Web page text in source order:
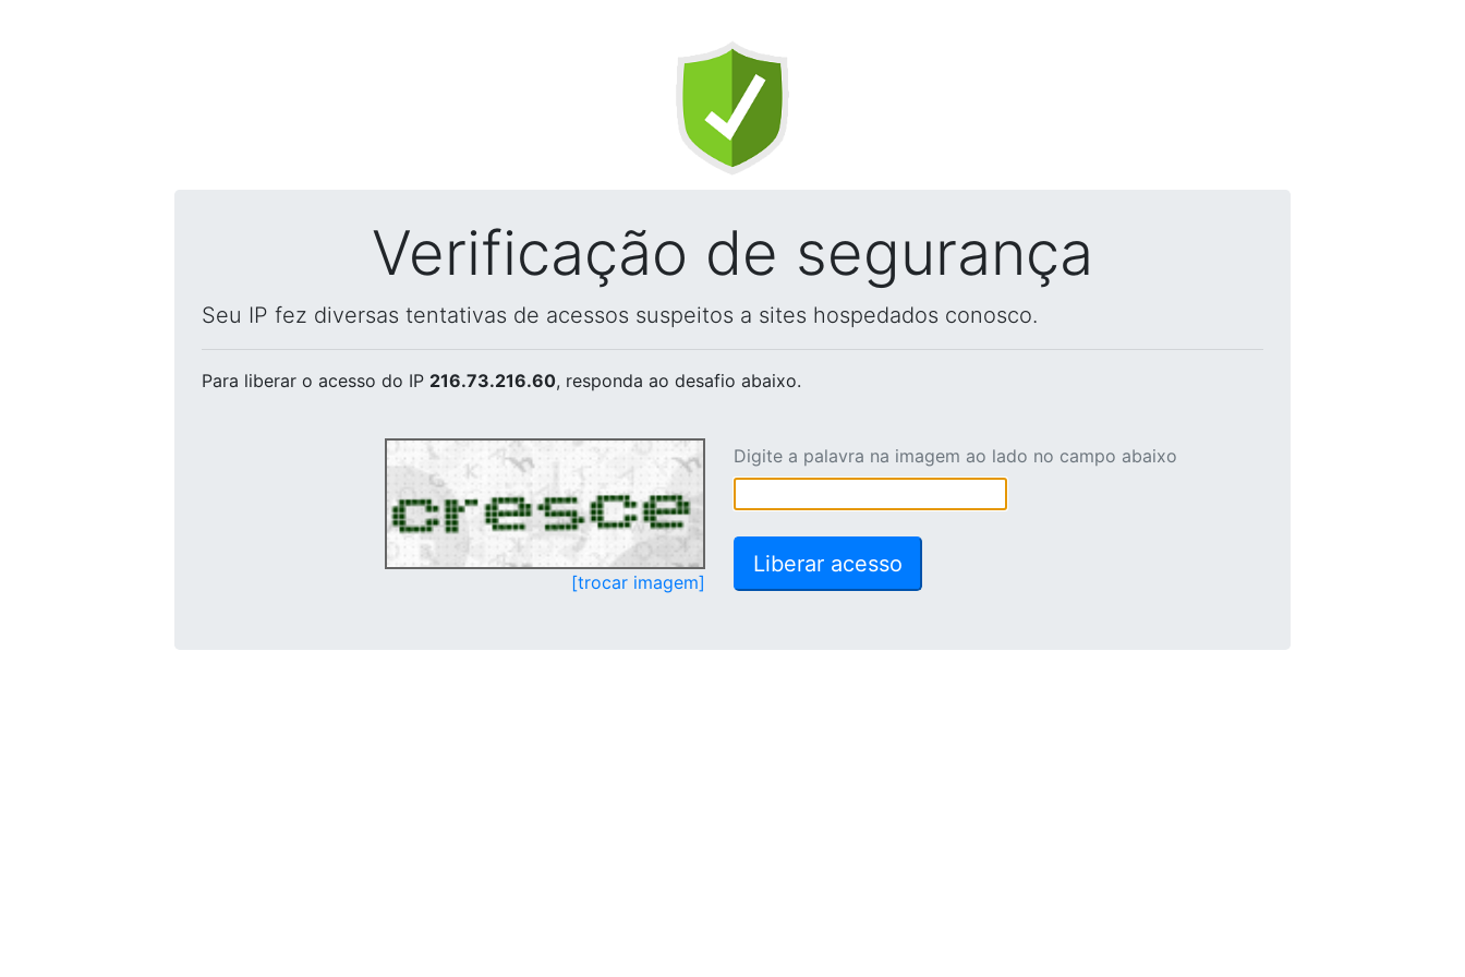
Verificação de segurança
Seu IP fez diversas tentativas de acessos suspeitos a sites hospedados conosco.
Para liberar o acesso do IP 216.73.216.60, responda ao desafio abaixo.
[trocar imagem]
Digite a palavra na imagem ao lado no campo abaixo